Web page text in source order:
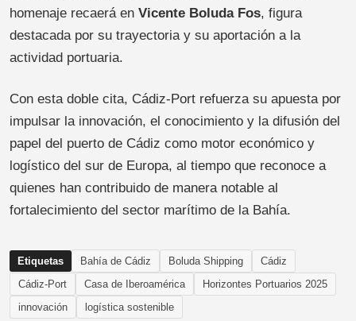
homenaje recaerá en Vicente Boluda Fos, figura
destacada por su trayectoria y su aportación a la
actividad portuaria.
Con esta doble cita, Cádiz-Port refuerza su apuesta por
impulsar la innovación, el conocimiento y la difusión del
papel del puerto de Cádiz como motor económico y
logístico del sur de Europa, al tiempo que reconoce a
quienes han contribuido de manera notable al
fortalecimiento del sector marítimo de la Bahía.
Etiquetas Bahía de Cádiz Boluda Shipping
Cádiz
Cádiz-Port
Casa de Iberoamérica
Horizontes Portuarios 2025
innovación
logística sostenible